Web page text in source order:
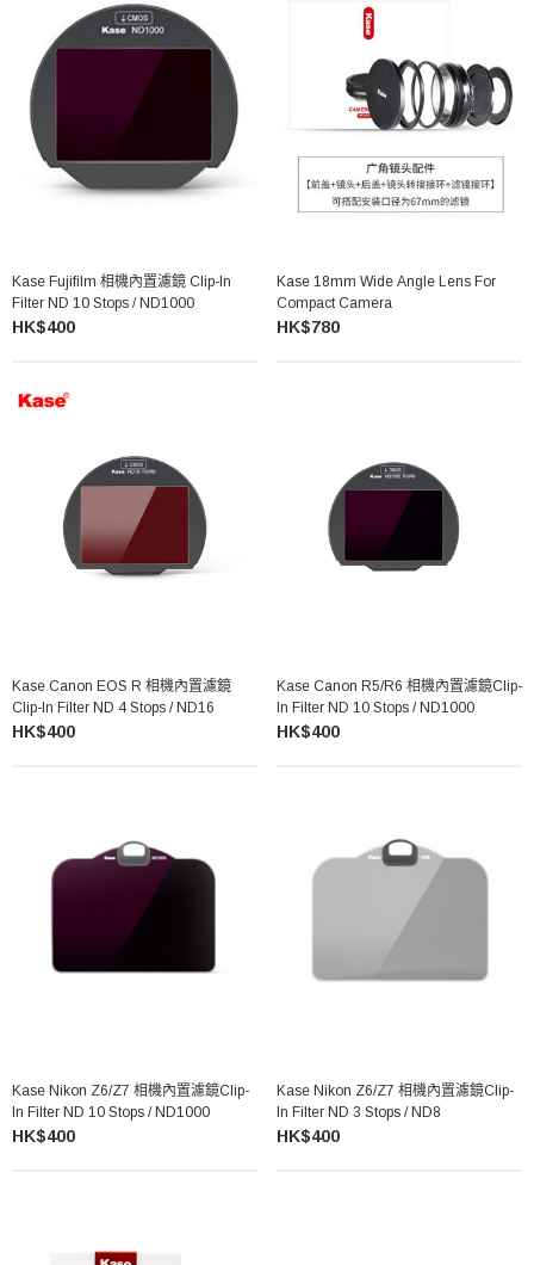
Kase Fujifilm 相機內置濾鏡 Clip-In
Filter ND 10 Stops / ND1000
HK$400
Kase 18mm Wide Angle Lens For
Compact Camera
HK$780
Kase Canon EOS R 相機內置濾鏡
Clip-In Filter ND 4 Stops / ND16
HK$400
Kase Canon R5/R6 相機內置濾鏡Clip-
In Filter ND 10 Stops / ND1000
HK$400
Kase Nikon Z6/Z7 相機內置濾鏡Clip-
In Filter ND 10 Stops / ND1000
HK$400
Kase Nikon Z6/Z7 相機內置濾鏡Clip-
In Filter ND 3 Stops / ND8
HK$400